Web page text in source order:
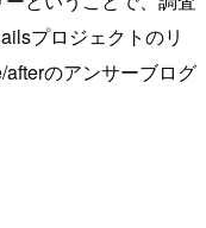
プロジェクトのリ
のアンサーブログ